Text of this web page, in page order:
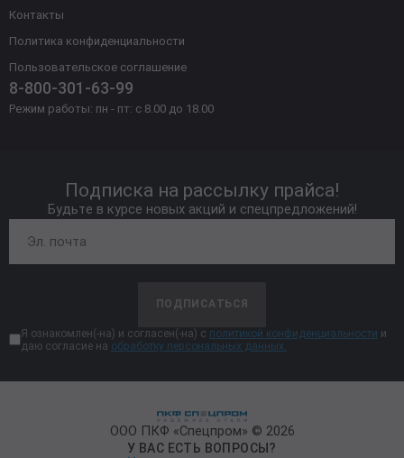
Контакты
Политика конфиденциальности
Пользовательское соглашение
8-800-301-63-99
Режим работы: пн - пт: с 8.00 до 18.00
Подписка на рассылку прайса!
Будьте в курсе новых акций и спецпредложений!
ПОДПИСАТЬСЯ
Я ознакомлен(-на) и согласен(-на) с политикой конфиденциальности и
даю согласие на обработку персональных данных.
ООО ПКФ «Спецпром» © 2026
У ВАС ЕСТЬ ВОПРОСЫ?